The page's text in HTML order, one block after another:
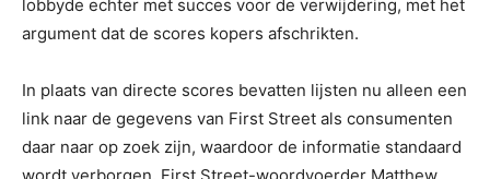
lobbyde echter met succes voor de verwijdering, met het
argument dat de scores kopers afschrikten.
In plaats van directe scores bevatten lijsten nu alleen een
link naar de gegevens van First Street als consumenten
daar naar op zoek zijn, waardoor de informatie standaard